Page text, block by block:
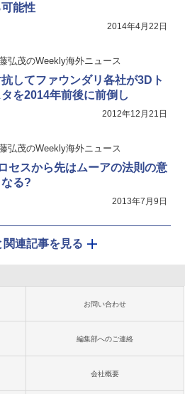
能性
2014年4月22日
弘茂のWeekly海外ニュース
抗してファウンダリ各社が3Dト
を2014年前後に前倒し
2012年12月21日
弘茂のWeekly海外ニュース
セスから先はムーアの法則の意
る?
2013年7月9日
関連記事を見る
お問い合わせ
編集部へのご連絡
会社概要